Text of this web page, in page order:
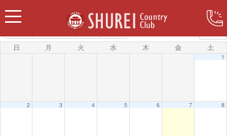
カテゴリー
9月 2027
日 月 火 水 木 金 土
1
2 3 4 5 6 7 8